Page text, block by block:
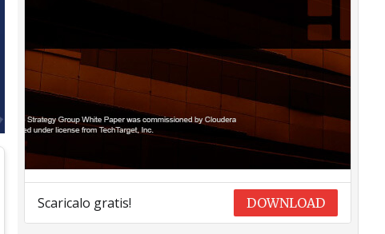
Scaricalo gratis! DOWNLOAD